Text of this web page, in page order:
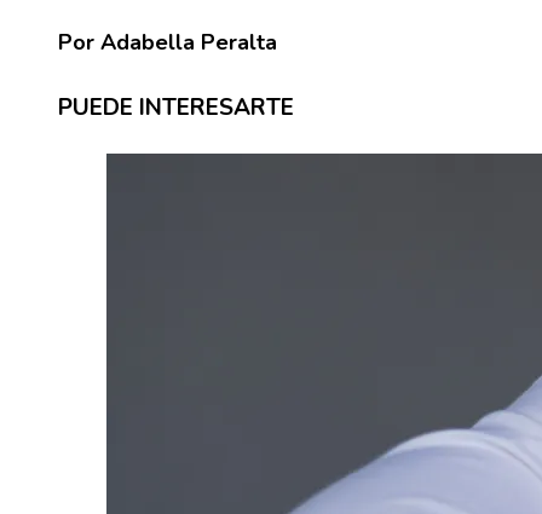
Por Adabella Peralta
PUEDE INTERESARTE